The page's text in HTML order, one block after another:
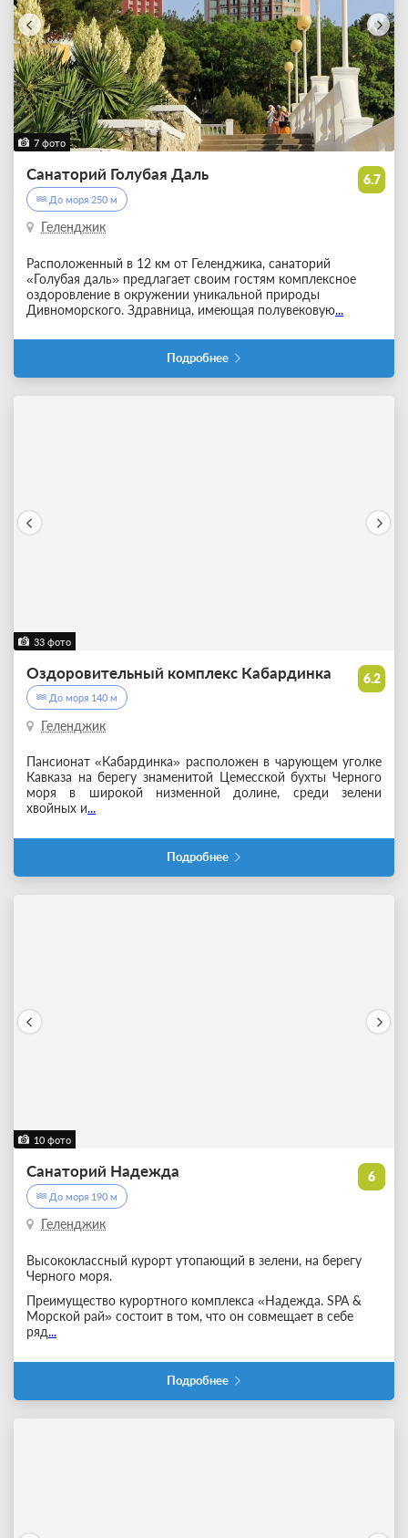
7 фото
6.7
Санаторий Голубая Даль
До моря 250 м
Геленджик
Расположенный в 12 км от Геленджика, санаторий
«Голубая даль» предлагает своим гостям комплексное
оздоровление в окружении уникальной природы
Дивноморского. Здравница, имеющая полувековую...
Подробнее
33 фото
6.2
Оздоровительный комплекс Кабардинка
До моря 140 м
Геленджик
Пансионат «Кабардинка» расположен в чарующем уголке
Кавказа на берегу знаменитой Цемесской бухты Черного
моря в широкой низменной долине, среди зелени
хвойных и...
Подробнее
10 фото
6
Санаторий Надежда
До моря 190 м
Геленджик
Высококлассный курорт утопающий в зелени, на берегу
Черного моря.
Преимущество курортного комплекса «Надежда. SPA &
Морской рай» состоит в том, что он совмещает в себе
ряд...
Подробнее